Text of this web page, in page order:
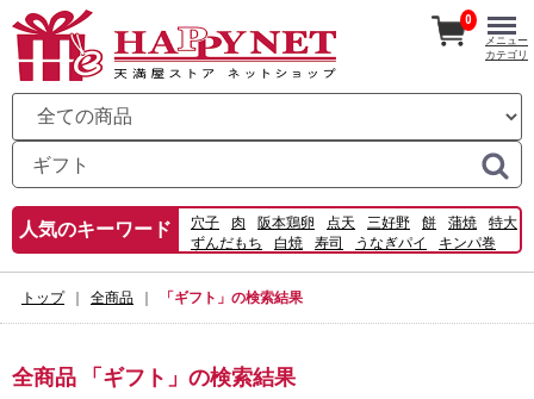
人気のキーワード 穴子 肉 阪本鶏卵 点天 三好野 餅 蒲焼
特大
ずんだもち
白焼 寿司 うなぎパイ
キンパ巻
0
メニュー
カテゴリ
トップ 全商品 「ギフト」の検索結果
全商品 「ギフト」の検索結果